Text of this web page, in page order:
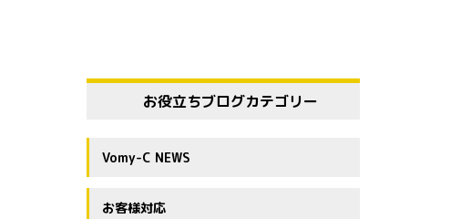
お役立ちブログカテゴリー
Vomy-C NEWS
お客様対応